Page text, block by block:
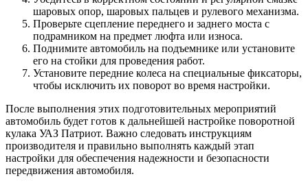
шаровых опор, шаровых пальцев и рулевого механизма.
Проверьте сцепление переднего и заднего моста с
подрамником на предмет люфта или износа.
Поднимите автомобиль на подъемнике или установите
его на стойки для проведения работ.
Установите передние колеса на специальные фиксаторы,
чтобы исключить их поворот во время настройки.
После выполнения этих подготовительных мероприятий
автомобиль будет готов к дальнейшей настройке поворотной
кулака УАЗ Патриот. Важно следовать инструкциям
производителя и правильно выполнять каждый этап
настройки для обеспечения надежности и безопасности
передвижения автомобиля.